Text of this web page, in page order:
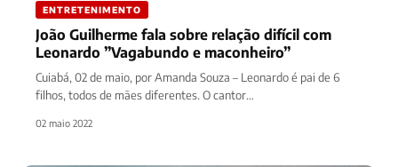
ENTRETENIMENTO
João Guilherme fala sobre relação difícil com
Leonardo ”Vagabundo e maconheiro”
Cuiabá, 02 de maio, por Amanda Souza – Leonardo é pai de 6
filhos, todos de mães diferentes. O cantor…
02 maio 2022